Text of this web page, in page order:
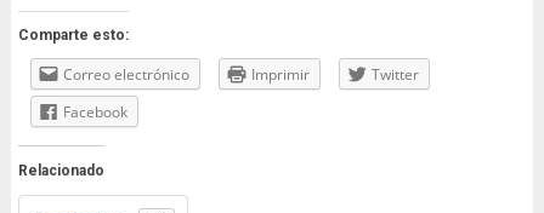
Comparte esto:
Correo electrónico Imprimir
Twitter
Facebook
Relacionado